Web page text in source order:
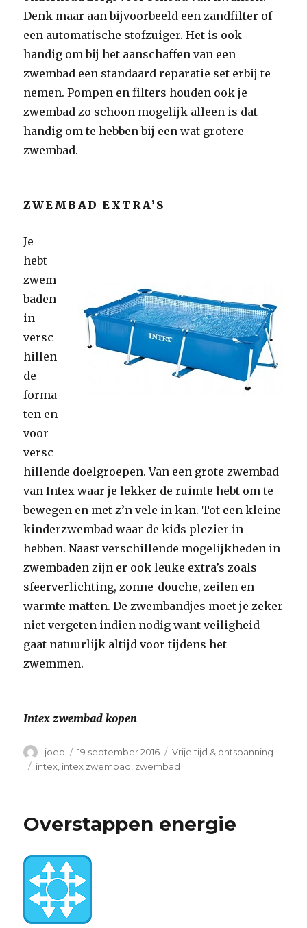
Denk maar aan bijvoorbeeld een zandfilter of
een automatische stofzuiger. Het is ook
handig om bij het aanschaffen van een
zwembad een standaard reparatie set erbij te
nemen. Pompen en filters houden ook je
zwembad zo schoon mogelijk alleen is dat
handig om te hebben bij een wat grotere
zwembad.
ZWEMBAD EXTRA’S
Je
hebt
zwem
baden
in
versc
hillen
de
forma
ten en
voor
versc
hillende doelgroepen. Van een grote zwembad
van Intex waar je lekker de ruimte hebt om te
bewegen en met z’n vele in kan. Tot een kleine
kinderzwembad waar de kids plezier in
hebben. Naast verschillende mogelijkheden in
zwembaden zijn er ook leuke extra’s zoals
sfeerverlichting, zonne-douche, zeilen en
warmte matten. De zwembandjes moet je zeker
niet vergeten indien nodig want veiligheid
gaat natuurlijk altijd voor tijdens het
zwemmen.
Intex zwembad kopen
Auteur
joep
Geplaatst
op
19 september 2016 Categorieën
Vrije tijd & ontspanning
Tags
intex, intex zwembad, zwembad
Overstappen energie